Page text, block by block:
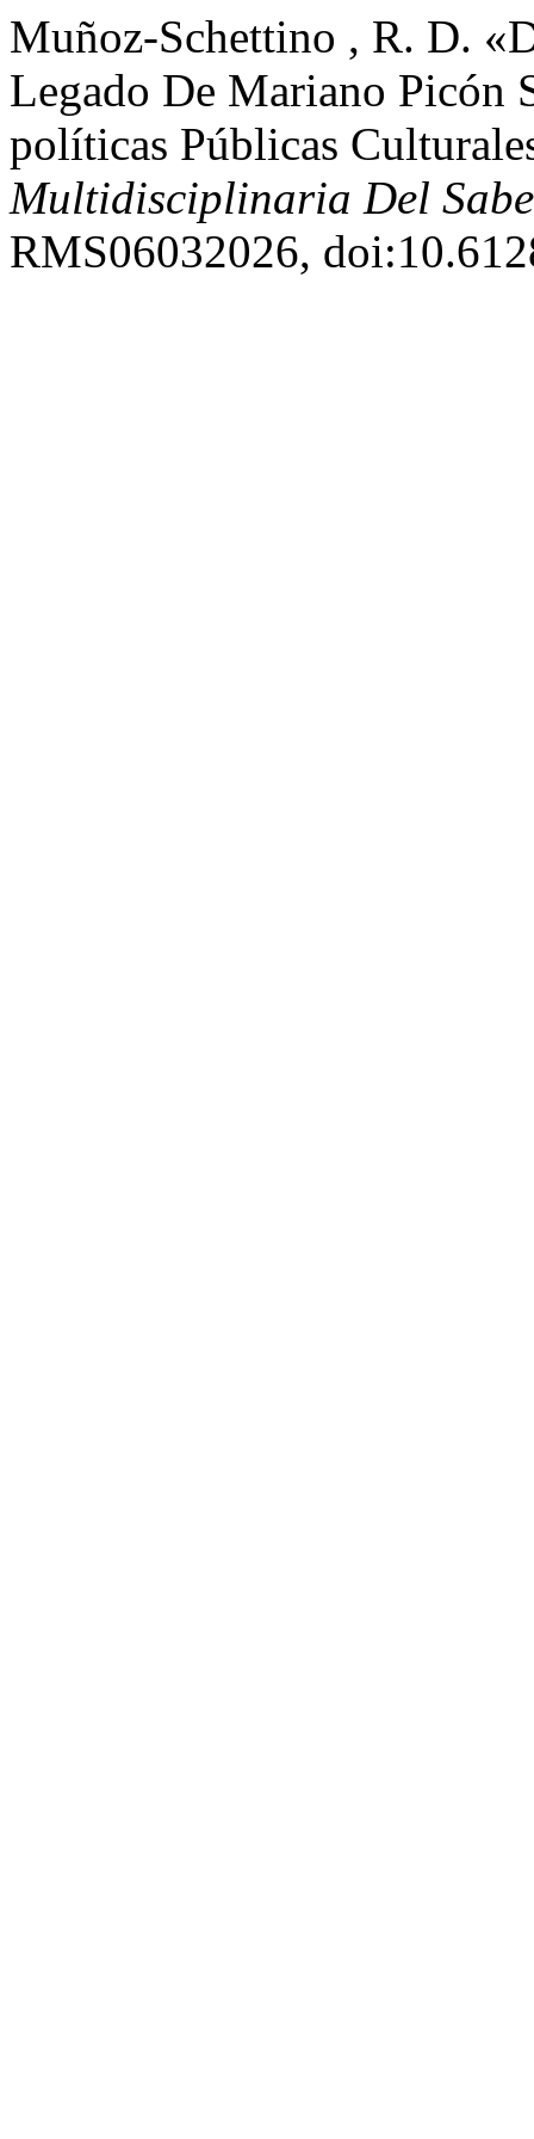
Muñoz-Schettino , R. D.
Legado De Mariano Picón
políticas Públicas
Multidisciplinaria Del
RMS06032026,